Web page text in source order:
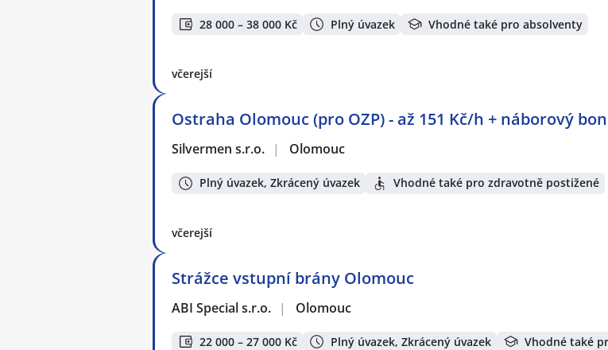
28 000 – 38 000 Kč Plný úvazek Vhodné také pro absolventy
včerejší
Ostraha Olomouc (pro OZP) - až 151 Kč/h + náborový
Silvermen s.r.o. | Olomouc
Plný úvazek, Zkrácený úvazek Vhodné také pro zdravotně postižené
včerejší
Strážce vstupní brány Olomouc
ABI Special s.r.o. | Olomouc
22 000 – 27 000 Kč Plný úvazek, Zkrácený úvazek Vhodné také